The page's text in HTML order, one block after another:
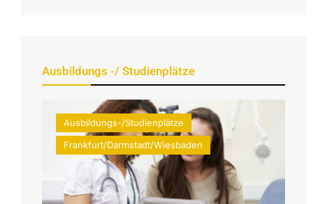
Ausbildungs -/ Studienplätze
Ausbildungs-/Studienplätze
Frankfurt/Darmstadt/Wiesbaden